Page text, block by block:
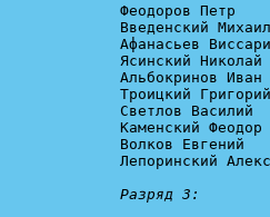
Феодоров Петр
Введенский Михаил
Афанасьев
Ясинский Николай
Альбокринов Иван
Троицкий Григорий
Светлов Василий
Каменский Феодор
Волков Евгений
Лепоринский
Разряд 3: